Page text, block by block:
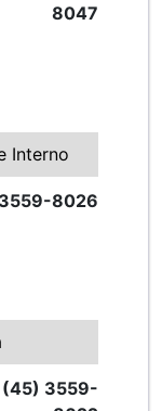
8047
Interno
8026
(45) 3559-